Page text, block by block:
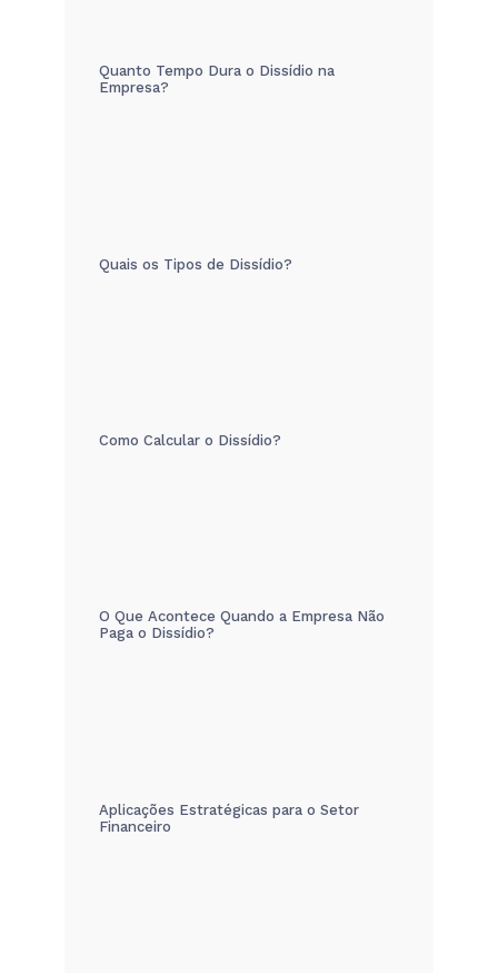
Quanto Tempo Dura o Dissídio na
Empresa?
Quais os Tipos de Dissídio?
Como Calcular o Dissídio?
O Que Acontece Quando a Empresa Não
Paga o Dissídio?
Aplicações Estratégicas para o Setor
Financeiro